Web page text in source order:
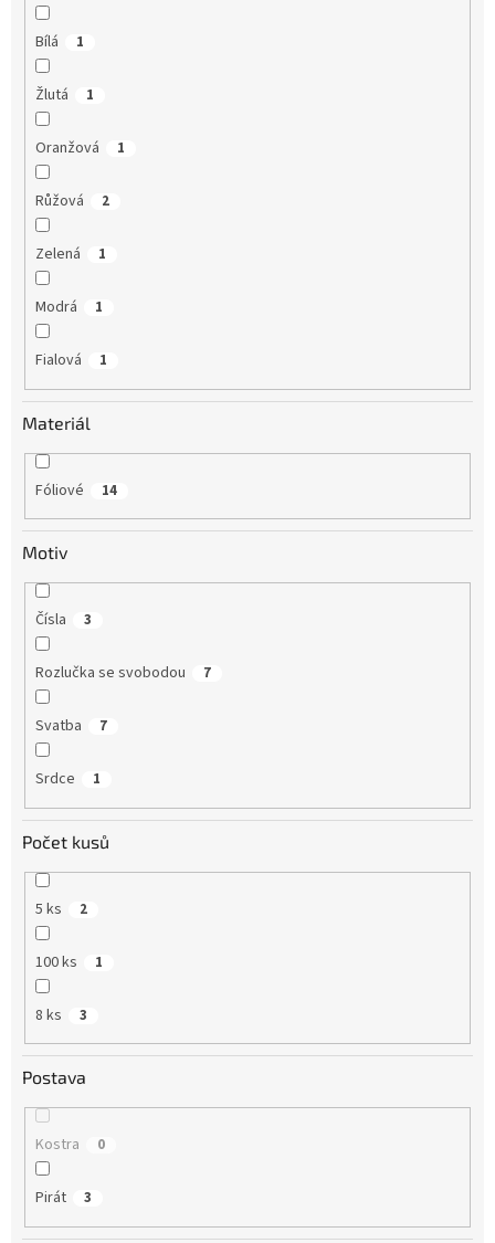
Bílá 1
Žlutá 1
Oranžová 1
Růžová 2
Zelená 1
Modrá 1
Fialová 1
Materiál
Fóliové 14
Motiv
Čísla 3
Rozlučka se svobodou 7
Svatba 7
Srdce 1
Počet kusů
5 ks 2
100 ks 1
8 ks 3
Postava
Kostra 0
Pirát 3